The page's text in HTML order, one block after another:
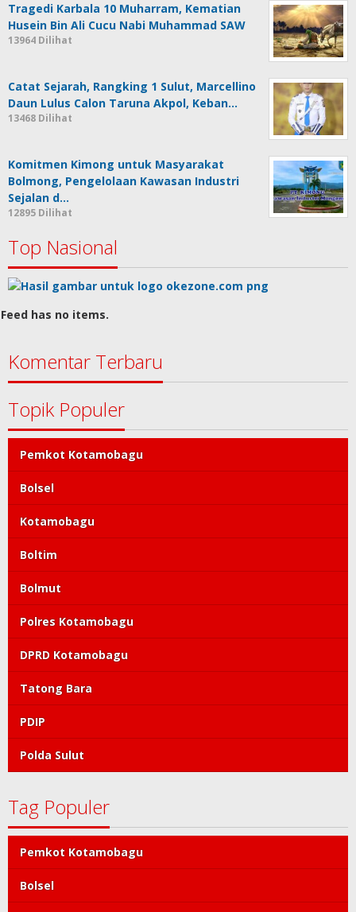
Tragedi Karbala 10 Muharram, Kematian
Husein Bin Ali Cucu Nabi Muhammad SAW
13964 Dilihat
Catat Sejarah, Rangking 1 Sulut, Marcellino
Daun Lulus Calon Taruna Akpol, Keban…
13468 Dilihat
Komitmen Kimong untuk Masyarakat
Bolmong, Pengelolaan Kawasan Industri
Sejalan d…
12895 Dilihat
Top Nasional
Feed has no items.
Komentar Terbaru
Topik Populer
Pemkot Kotamobagu
Bolsel
Kotamobagu
Boltim
Bolmut
Polres Kotamobagu
DPRD Kotamobagu
Tatong Bara
PDIP
Polda Sulut
Tag Populer
Pemkot Kotamobagu
Bolsel